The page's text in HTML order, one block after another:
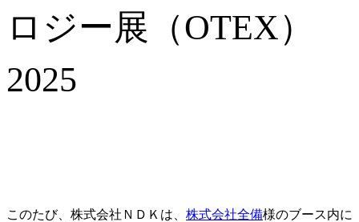
ロジー展（OTEX）
2025
このたび、株式会社ＮＤＫは、 株式会社全備様のブース内に